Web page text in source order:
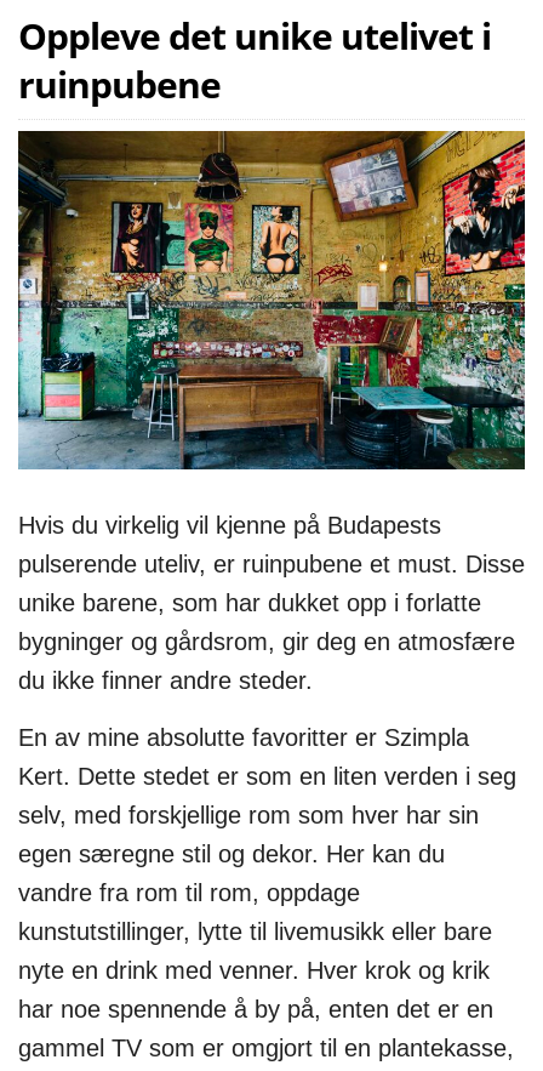
Oppleve det unike utelivet i
ruinpubene
Hvis du virkelig vil kjenne på Budapests
pulserende uteliv, er ruinpubene et must. Disse
unike barene, som har dukket opp i forlatte
bygninger og gårdsrom, gir deg en atmosfære
du ikke finner andre steder.
En av mine absolutte favoritter er Szimpla
Kert. Dette stedet er som en liten verden i seg
selv, med forskjellige rom som hver har sin
egen særegne stil og dekor. Her kan du
vandre fra rom til rom, oppdage
kunstutstillinger, lytte til livemusikk eller bare
nyte en drink med venner. Hver krok og krik
har noe spennende å by på, enten det er en
gammel TV som er omgjort til en plantekasse,